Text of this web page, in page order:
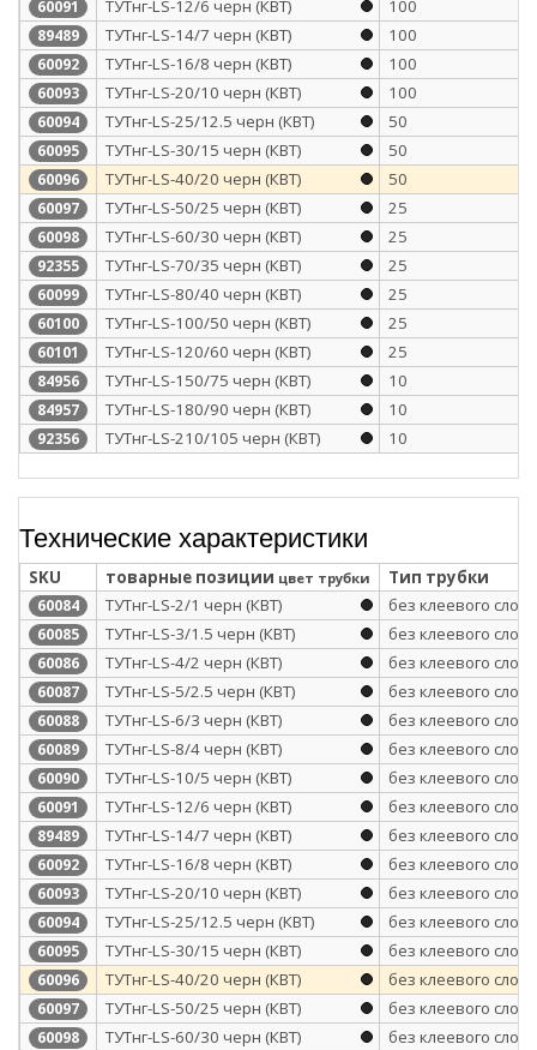
60091 ТУТнг-LS-12/6 черн (КВТ) 100
89489 ТУТнг-LS-14/7 черн (КВТ) 100
60092 ТУТнг-LS-16/8 черн (КВТ) 100
60093 ТУТнг-LS-20/10 черн (КВТ) 100
60094 ТУТнг-LS-25/12.5 черн (КВТ) 50
60095 ТУТнг-LS-30/15 черн (КВТ) 50
60096 ТУТнг-LS-40/20 черн (КВТ) 50
60097 ТУТнг-LS-50/25 черн (КВТ) 25
60098 ТУТнг-LS-60/30 черн (КВТ) 25
92355 ТУТнг-LS-70/35 черн (КВТ) 25
60099 ТУТнг-LS-80/40 черн (КВТ) 25
60100 ТУТнг-LS-100/50 черн (КВТ) 25
60101 ТУТнг-LS-120/60 черн (КВТ) 25
84956 ТУТнг-LS-150/75 черн (КВТ) 10
84957 ТУТнг-LS-180/90 черн (КВТ) 10
92356 ТУТнг-LS-210/105 черн (КВТ) 10
Технические характеристики
SKU товарные позиции цвет трубки Тип трубки
60084 ТУТнг-LS-2/1 черн (КВТ) без клеевого слоя
60085 ТУТнг-LS-3/1.5 черн (КВТ) без клеевого слоя
60086 ТУТнг-LS-4/2 черн (КВТ) без клеевого слоя
60087 ТУТнг-LS-5/2.5 черн (КВТ) без клеевого слоя
60088 ТУТнг-LS-6/3 черн (КВТ) без клеевого слоя
60089 ТУТнг-LS-8/4 черн (КВТ) без клеевого слоя
60090 ТУТнг-LS-10/5 черн (КВТ) без клеевого слоя
60091 ТУТнг-LS-12/6 черн (КВТ) без клеевого слоя
89489 ТУТнг-LS-14/7 черн (КВТ) без клеевого слоя
60092 ТУТнг-LS-16/8 черн (КВТ) без клеевого слоя
60093 ТУТнг-LS-20/10 черн (КВТ) без клеевого слоя
60094 ТУТнг-LS-25/12.5 черн (КВТ) без клеевого слоя
60095 ТУТнг-LS-30/15 черн (КВТ) без клеевого слоя
60096 ТУТнг-LS-40/20 черн (КВТ) без клеевого слоя
60097 ТУТнг-LS-50/25 черн (КВТ) без клеевого слоя
60098 ТУТнг-LS-60/30 черн (КВТ) без клеевого слоя